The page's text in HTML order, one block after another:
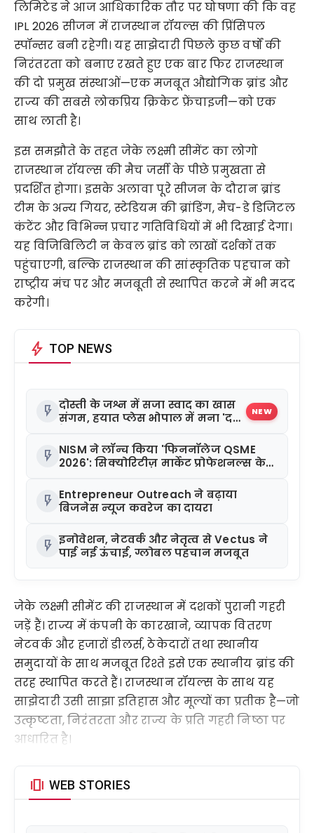
लिमिटेड ने आज आधिकारिक तौर पर घोषणा की कि वह
IPL 2026 सीजन में राजस्थान रॉयल्स की प्रिंसिपल
स्पॉन्सर बनी रहेगी। यह साझेदारी पिछले कुछ वर्षों की
निरंतरता को बनाए रखते हुए एक बार फिर राजस्थान
की दो प्रमुख संस्थाओं—एक मजबूत औद्योगिक ब्रांड और
राज्य की सबसे लोकप्रिय क्रिकेट फ्रेंचाइजी—को एक
साथ लाती है।
इस समझौते के तहत जेके लक्ष्मी सीमेंट का लोगो
राजस्थान रॉयल्स की मैच जर्सी के पीछे प्रमुखता से
प्रदर्शित होगा। इसके अलावा पूरे सीजन के दौरान ब्रांड
टीम के अन्य गियर, स्टेडियम की ब्रांडिंग, मैच-डे डिजिटल
कंटेंट और विभिन्न प्रचार गतिविधियों में भी दिखाई देगा।
यह विजिबिलिटी न केवल ब्रांड को लाखों दर्शकों तक
पहुंचाएगी, बल्कि राजस्थान की सांस्कृतिक पहचान को
राष्ट्रीय मंच पर और मजबूती से स्थापित करने में भी मदद
करेगी।
bolt TOP NEWS
flash_on दोस्ती के जश्न में सजा स्वाद का खास
संगम, हयात प्लेस भोपाल में मना 'द
NEW
flash_on NISM ने लॉन्च किया 'फिननॉलेज QSME
2026': सिक्योरिटीज़ मार्केट प्रोफेशनल्स के
flash_on Entrepreneur Outreach ने बढ़ाया
बिजनेस न्यूज कवरेज का दायरा
flash_on इनोवेशन, नेटवर्क और नेतृत्व से Vectus ने
पाई नई ऊंचाई, ग्लोबल पहचान मजबूत
जेके लक्ष्मी सीमेंट की राजस्थान में दशकों पुरानी गहरी
जड़ें हैं। राज्य में कंपनी के कारखाने, व्यापक वितरण
नेटवर्क और हजारों डीलर्स, ठेकेदारों तथा स्थानीय
समुदायों के साथ मजबूत रिश्ते इसे एक स्थानीय ब्रांड की
तरह स्थापित करते हैं। राजस्थान रॉयल्स के साथ यह
साझेदारी उसी साझा इतिहास और मूल्यों का प्रतीक है—जो
उत्कृष्टता, निरंतरता और राज्य के प्रति गहरी निष्ठा पर
आधारित है।
amp_stories WEB STORIES